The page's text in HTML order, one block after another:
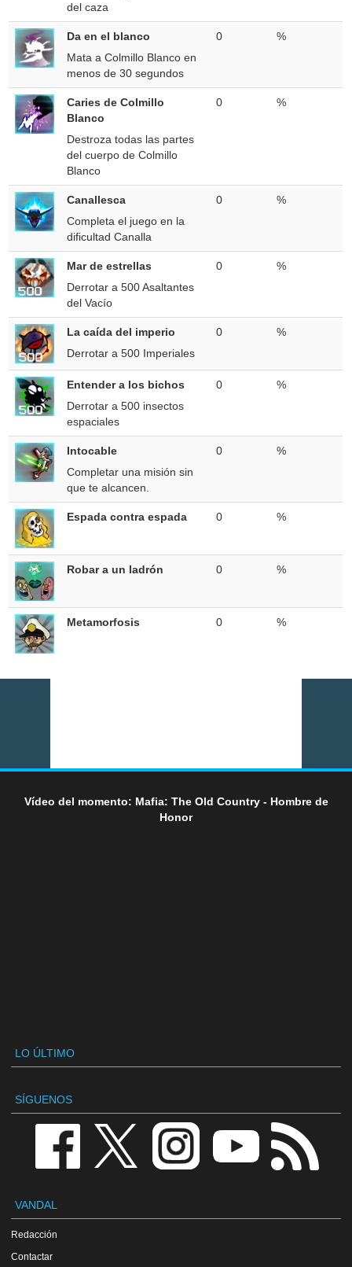
del caza
Da en el blanco
Mata a Colmillo Blanco en
menos de 30 segundos
0 %
Caries de Colmillo
Blanco
Destroza todas las partes
del cuerpo de Colmillo
Blanco
0 %
Canallesca
Completa el juego en la
dificultad Canalla
0 %
Mar de estrellas
Derrotar a 500 Asaltantes
del Vacío
0 %
La caída del imperio
Derrotar a 500 Imperiales
0 %
Entender a los bichos
Derrotar a 500 insectos
espaciales
0 %
Intocable
Completar una misión sin
que te alcancen.
0 %
Espada contra espada 0 %
Robar a un ladrón 0 %
Metamorfosis 0 %
Vídeo del momento: Mafia: The Old Country - Hombre de
Honor
LO ÚLTIMO
SÍGUENOS
VANDAL
Redacción
Contactar